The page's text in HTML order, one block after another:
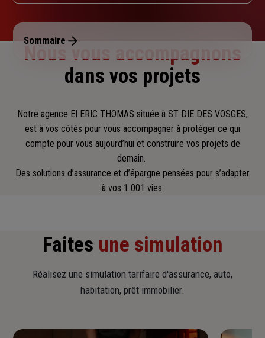
Dimanche : Fermé
Sommaire
Nous vous accompagnons
dans vos projets
Notre agence EI ERIC THOMAS située à ST DIE DES VOSGES,
est à vos côtés pour vous accompagner à protéger ce qui
compte pour vous aujourd’hui et construire vos projets de
demain.
Des solutions d’assurance et d’épargne pensées pour s’adapter
à vos 1 001 vies.
Faites une simulation
Réalisez une simulation tarifaire d'assurance, auto,
habitation, prêt immobilier.